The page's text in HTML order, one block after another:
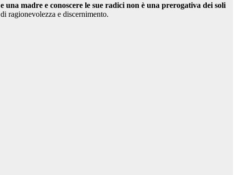
madre e conoscere le sue radici non è una prerogativa dei soli
ragionevolezza e discernimento.